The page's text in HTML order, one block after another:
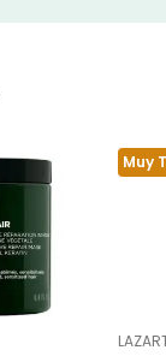
Muy